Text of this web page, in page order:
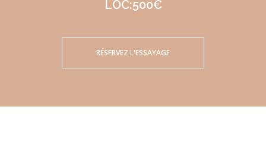
LOC:500€
RÉSERVEZ L'ESSAYAGE